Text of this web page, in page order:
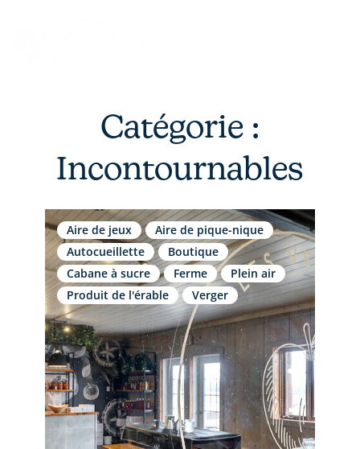
Catégorie :
Incontournables
Aire de jeux
Aire de pique-nique
Autocueillette
Boutique
Cabane à sucre
Ferme
Plein air
Produit de l'érable
Verger